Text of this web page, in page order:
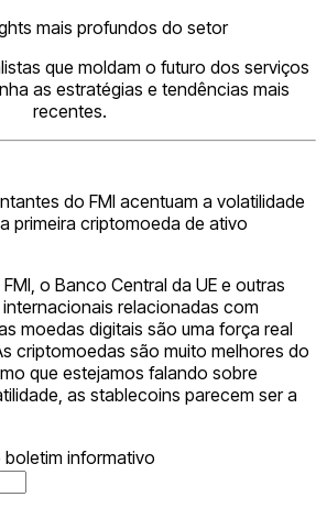
mais profundos do setor
que moldam o futuro dos serviços
as estratégias e tendências mais
recentes.
do FMI acentuam a volatilidade
primeira criptomoeda de ativo
o Banco Central da UE e outras
relacionadas com
moedas digitais são uma força real
criptomoedas são muito melhores do
que estejamos falando sobre
as stablecoins parecem ser a
informativo